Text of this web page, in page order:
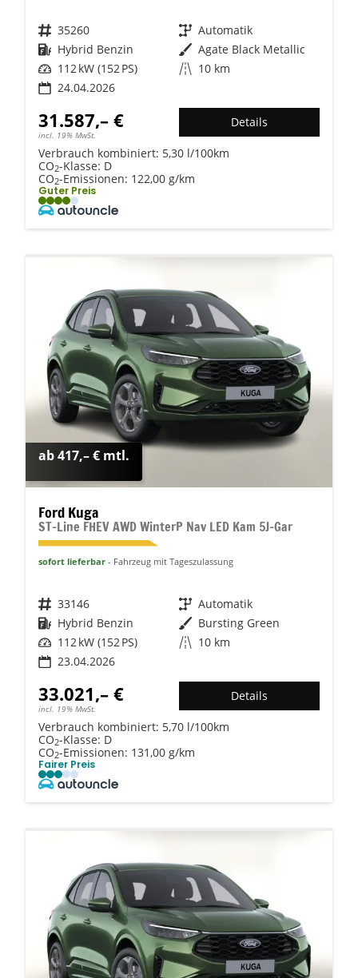
Fahrzeugnr. 35260 Getriebe Automatik
Kraftstoff Hybrid Benzin Außenfarbe Agate Black Metallic
Leistung 112 kW (152 PS) Kilometerstand 10 km
24.04.2026
31.587,– €
incl. 19% MwSt.
Details
Verbrauch kombiniert: 5,30 l/100km
CO2-Klasse: D
CO2-Emissionen: 122,00 g/km
Guter Preis
ab 417,– € mtl.
Ford Kuga
ST-Line FHEV AWD WinterP Nav LED Kam 5J-Gar
sofort lieferbar Fahrzeug mit Tageszulassung
Fahrzeugnr. 33146 Getriebe Automatik
Kraftstoff Hybrid Benzin Außenfarbe Bursting Green
Leistung 112 kW (152 PS) Kilometerstand 10 km
23.04.2026
33.021,– €
incl. 19% MwSt.
Details
Verbrauch kombiniert: 5,70 l/100km
CO2-Klasse: D
CO2-Emissionen: 131,00 g/km
Fairer Preis